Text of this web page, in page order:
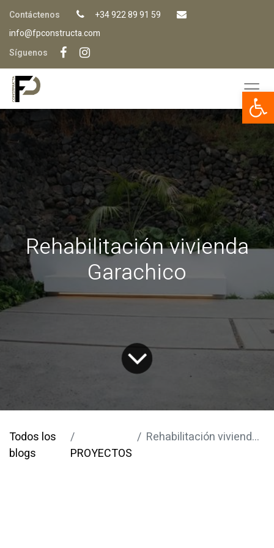
Contáctenos
+34 922 89 91 59
info@fpconstructa.com
Síguenos
Rehabilitación vivienda
Garachico
Todos los
blogs
PROYECTOS
Rehabilitación vivienda Garachico